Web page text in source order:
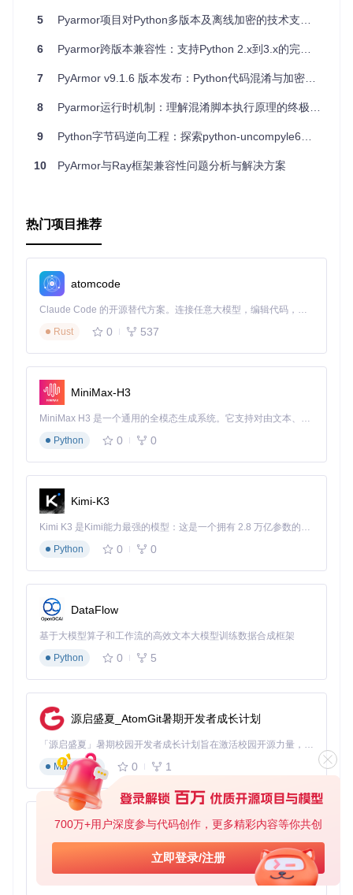
700万+用户深度参与代码创作，更多精彩内容等你共创
立即登录/注册
图形输出：生成DOT格式的代码图，可以使用Graphviz软
库式设计：不仅限于命令行工具，还可以直接在你的代码
ython字节码。
例如：
进行更深入的分析。
综上所述，无论你是黑客、开发者还是安全研究员，
都是你在面对Python 2.7混淆字节码时的强大助手。立即加入
我们，让那些“被弄脏”的代码重获新生！
5 Pyarmor项目对Python多版本及离线加密的技术支持解析
6 Pyarmor跨版本兼容性：支持Python 2.x到3.x的完整指南
7 PyArmor v9.1.6 版本发布：Python代码混淆与加密的重要更新
8 Pyarmor运行时机制：理解混淆脚本执行原理的终极指南
9 Python字节码逆向工程：探索python-uncompyle6的跨版本解密能力
10 PyArmor与Ray框架兼容性问题分析与解决方案
热门项目推荐
atomcode
Claude Code 的开源替代方案。连接任意大模型，编辑代码，运行命令，自动验证 — 全自动执行。用 Rust 构建，极致性能。 ｜ An open-source alternative to Claude Code. Connect any LLM, edit code, run commands, and verify changes — autonomously. Built in Rust for speed. Get Started
Rust
0 537
MiniMax-H3
MiniMax H3 是一个通用的全模态生成系统。它支持对由文本、图像、视频和音频组成的多模态上下文进行统一理解，并能生成分辨率高达 2K、时长可达 15 秒的带原生立体声音频的视频。得益于面向任务泛化的系统设计，H3 在预训练阶段就已具备广泛的多模态上下文理解与生成能力，能够出色地执行复杂的多模态指令。
Python
0 0
Kimi-K3
Kimi K3 是Kimi能力最强的模型：这是一个拥有 2.8 万亿参数的混合专家（MoE）模型，具备原生视觉理解能力，并支持 100 万 token 的上下文窗口。
Python
0 0
DataFlow
基于大模型算子和工作流的高效文本大模型训练数据合成框架
Python
0 5
源启盛夏_AtomGit暑期开发者成长计划
「源启盛夏」暑期校园开发者成长计划旨在激活校园开源力量，通过积分激励、认证扶持、资源倾斜等形式，引导高校组织和开发者完成「入驻 — 建项目 — 做贡献 — 获认证 — 得资源」的完整闭环。无论你是想带领社团入驻平台的组织者，还是希望用代码贡献证明自己的开发者，都能在这里找到属于你的成长路径。
Markdown
0 1
py-xiaozhi
基于Python的Xiaozhi AI，适用于想要完整Xiaozhi体验而无需拥有专用硬件的用户。
Python
0 1